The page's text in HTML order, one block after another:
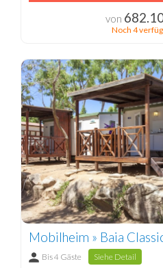
von
Noch 4
Mobilheim » Baia
Bis 4 Gäste Siehe Detail